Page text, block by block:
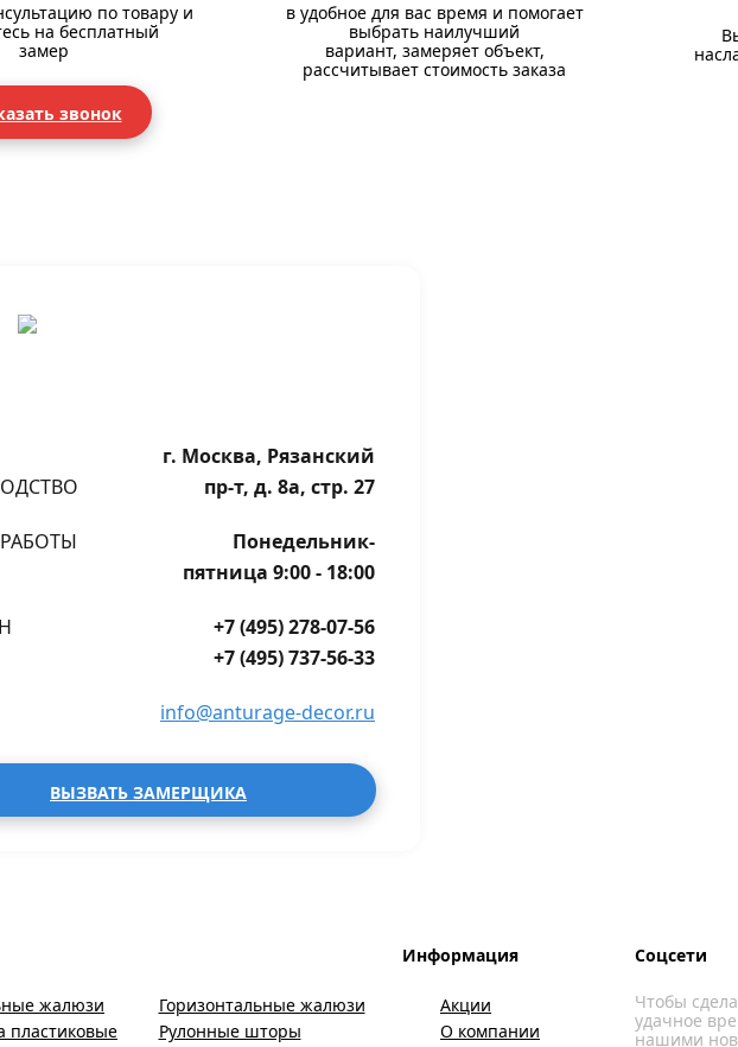
по товару и
на бесплатный
замер
звонок
в удобное для вас время и помогает
выбрать наилучший
вариант, замеряет объект,
рассчитывает стоимость заказа
г. Москва, Рязанский
пр-т, д. 8а, стр. 27
Понедельник-
пятница 9:00 - 18:00
+7 (495) 278-07-56
+7 (495) 737-56-33
info@anturage-decor.ru
ВЫЗВАТЬ ЗАМЕРЩИКА
жалюзи
Горизонтальные жалюзи
пластиковые
Рулонные шторы
Информация
Акции
О компании
Соцсети
Чтобы
удачное
нашими